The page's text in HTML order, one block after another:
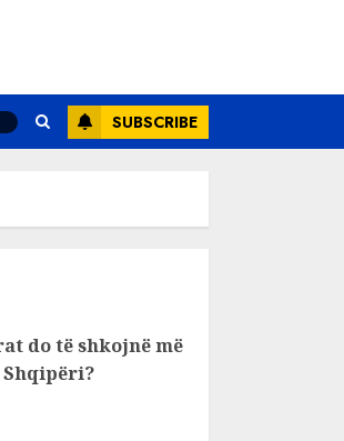
SUBSCRIBE
do të shkojnë më